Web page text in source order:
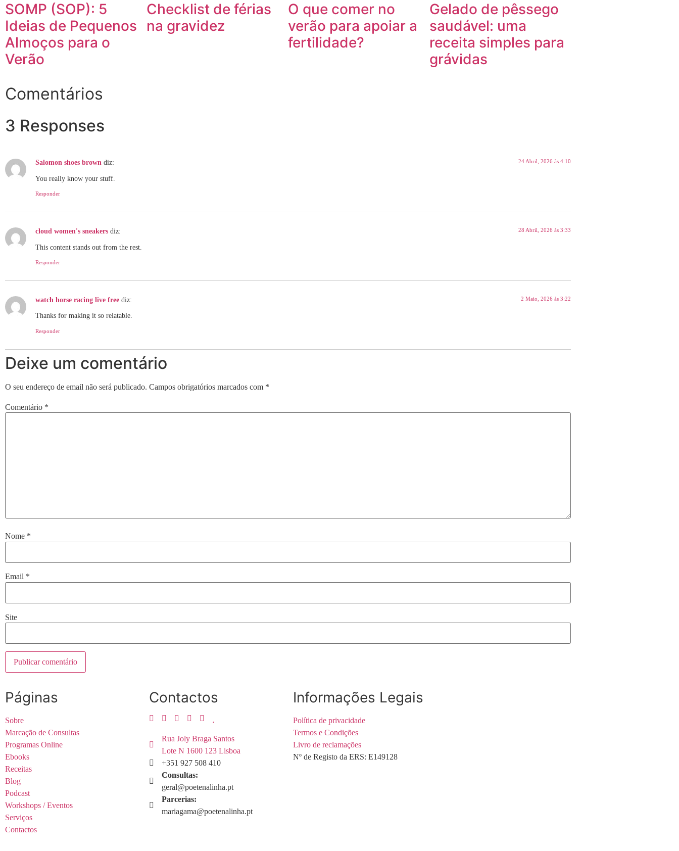
SOMP (SOP): 5
Ideias de Pequenos
Almoços para o
Verão
Checklist de férias
na gravidez
O que comer no
verão para apoiar a
fertilidade?
Gelado de pêssego
saudável: uma
receita simples para
grávidas
Comentários
3 Responses
Salomon shoes brown diz: 24 Abril, 2026 às 4:10
You really know your stuff.
Responder
cloud women's sneakers diz: 28 Abril, 2026 às 3:33
This content stands out from the rest.
Responder
watch horse racing live free diz: 2 Maio, 2026 às 3:22
Thanks for making it so relatable.
Responder
Deixe um comentário
O seu endereço de email não será publicado. Campos obrigatórios marcados com *
Comentário *
Nome *
Email *
Site
Páginas
Sobre
Marcação de Consultas
Programas Online
Ebooks
Receitas
Blog
Podcast
Workshops / Eventos
Serviços
Contactos
Contactos
Rua Joly Braga Santos
Lote N 1600 123 Lisboa
+351 927 508 410
Consultas:
geral@poetenalinha.pt
Parcerias:
mariagama@poetenalinha.pt
Informações Legais
Política de privacidade
Termos e Condições
Livro de reclamações
Nº de Registo da ERS: E149128